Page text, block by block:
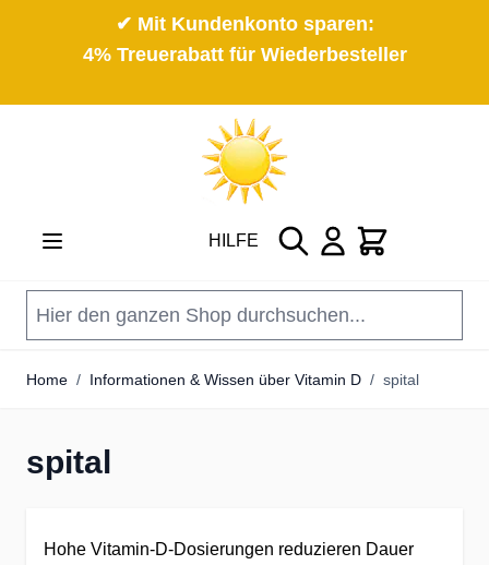
✔ Mit Kundenkonto sparen:
4% Treuerabatt für Wiederbesteller
HILFE Suche Cart
Home / Informationen & Wissen über Vitamin D / spital
spital
Hohe Vitamin-D-Dosierungen reduzieren Dauer